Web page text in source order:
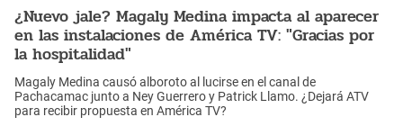
¿Nuevo jale? Magaly Medina impacta al aparecer
en las instalaciones de América TV: "Gracias por
la hospitalidad"
Magaly Medina causó alboroto al lucirse en el canal de
Pachacamac junto a Ney Guerrero y Patrick Llamo. ¿Dejará ATV
para recibir propuesta en América TV?